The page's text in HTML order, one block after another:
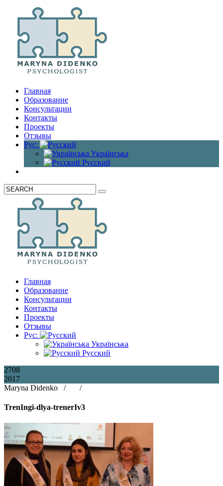
Главная
Образование
Консультации
Контакты
Проекты
Отзывы
Рус:
Українська
Русский
Главная
Образование
Консультации
Контакты
Проекты
Отзывы
Рус:
Українська
Русский
2708
2017
Maryna Didenko /
/
TrenIngi-dlya-trenerIv3